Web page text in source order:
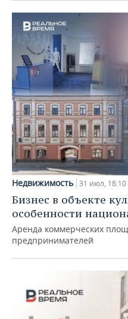
Недвижимость 31 июл, 18:10
Бизнес в объекте
особенности
Аренда коммерческих
предпринимателей